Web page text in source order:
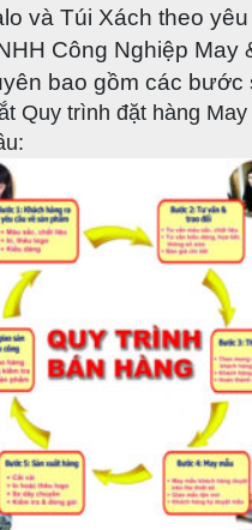
và Túi Xách theo
Công Nghiệp May
bao gồm các bước
trình đặt hàng May